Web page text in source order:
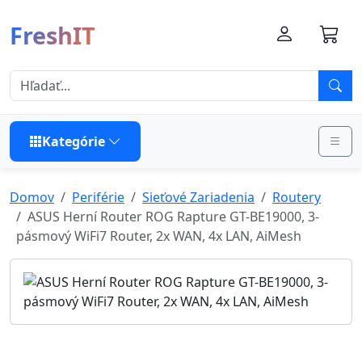
FreshIT
Kategórie
Domov Periférie Sieťové Zariadenia
Routery
ASUS Herní Router ROG Rapture GT-BE19000, 3-
pásmový WiFi7 Router, 2x WAN, 4x LAN, AiMesh